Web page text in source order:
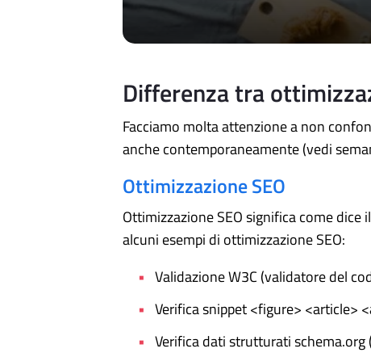
Differenza tra
Facciamo molta attenzione a non
anche contemporaneamente (vedi
Ottimizzazione SEO
Ottimizzazione SEO significa come
alcuni esempi di ottimizzazione SEO:
Validazione W3C (validatore del
Verifica snippet <figure> <article>
Verifica dati strutturati schema.org